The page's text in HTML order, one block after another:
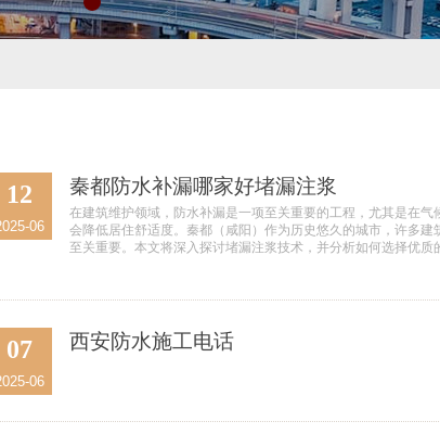
12
06
秦都防水补漏哪家好堵漏注浆
在建筑维护领域，防水补漏是一项至关重要的工程，尤其是在
会降低居住舒适度。秦都（咸阳）作为历史悠久的城市，许多
至关重要。本文将深入探讨堵漏注浆技术，并分析如何选择优质
07
06
西安防水施工电话